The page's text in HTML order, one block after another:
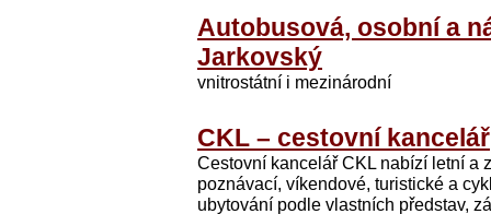
Autobusová, osobní a
Jarkovský
vnitrostátní i mezinárodní
CKL – cestovní kancelář
Cestovní kancelář CKL nabízí letní a
poznávací, víkendové, turistické a
ubytování podle vlastních představ,